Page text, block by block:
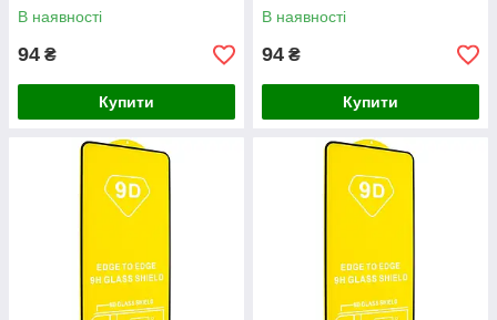
В наявності
94 ₴
Купити
В наявності
94 ₴
Купити